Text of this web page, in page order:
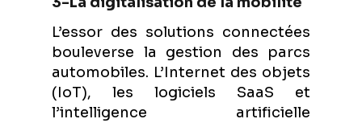
L’essor des solutions connectées
bouleverse la gestion des parcs
automobiles. L’Internet des objets
(IoT), les logiciels SaaS et
l’intelligence artificielle